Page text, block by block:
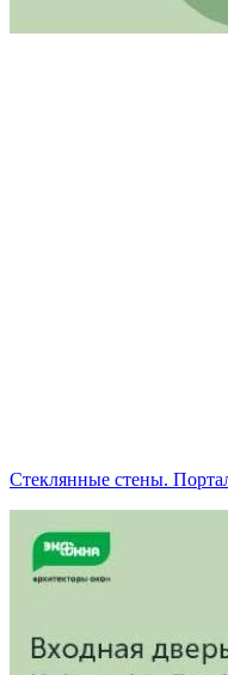
Стеклянные стены.